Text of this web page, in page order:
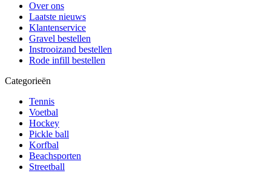
Over ons
Laatste nieuws
Klantenservice
Gravel bestellen
Instrooizand bestellen
Rode infill bestellen
Categorieën
Tennis
Voetbal
Hockey
Pickle ball
Korfbal
Beachsporten
Streetball